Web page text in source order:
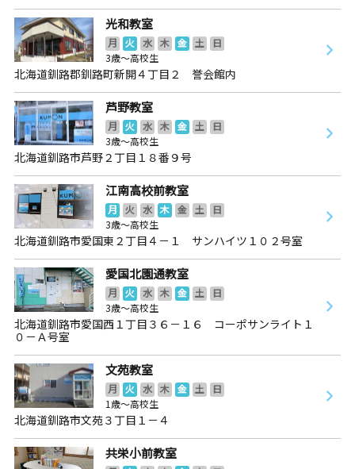
光和教室
月 火 水 木 金 土
日
3歳～高校生
北海道釧路郡釧路町新開４丁目２ 誉会館内
芦野教室
月 火 水 木 金 土
日
3歳～高校生
北海道釧路市芦野２丁目１８番９号
江南高校前教室
月 火 水 木 金 土
日
3歳～高校生
北海道釧路市愛国東２丁目４－１ サンハイツ１０２号室
愛国北園通教室
月 火 水 木 金 土
日
3歳～高校生
北海道釧路市愛国西１丁目３６－１６ コーポサンライト１
０－Ａ号室
文苑教室
月 火 水 木 金 土
日
1歳～高校生
北海道釧路市文苑３丁目１－４
共栄小前教室